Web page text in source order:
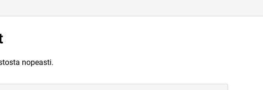
nopeasti.